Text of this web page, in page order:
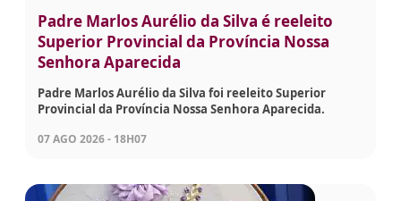
Padre Marlos Aurélio da Silva é reeleito
Superior Provincial da Província Nossa
Senhora Aparecida
Padre Marlos Aurélio da Silva foi reeleito Superior
Provincial da Província Nossa Senhora Aparecida.
07 AGO 2026 - 18H07